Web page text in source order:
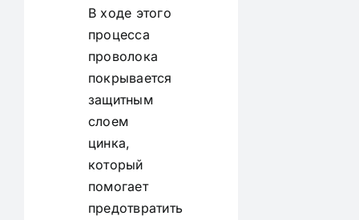
В ходе этого
процесса
проволока
покрывается
защитным
слоем
цинка,
который
помогает
предотвратить